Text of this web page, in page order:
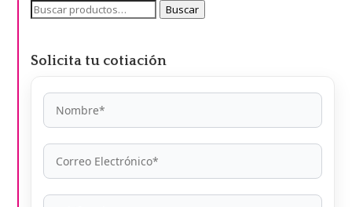
Buscar
Buscar
Solicita tu cotiación